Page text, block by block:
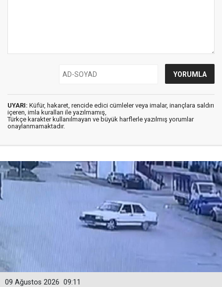
UYARI: Küfür, hakaret, rencide edici cümleler veya imalar, inançlara saldırı
içeren, imla kuralları ile yazılmamış,
Türkçe karakter kullanılmayan ve büyük harflerle yazılmış yorumlar
onaylanmamaktadır.
09:11
09 Ağustos 2026